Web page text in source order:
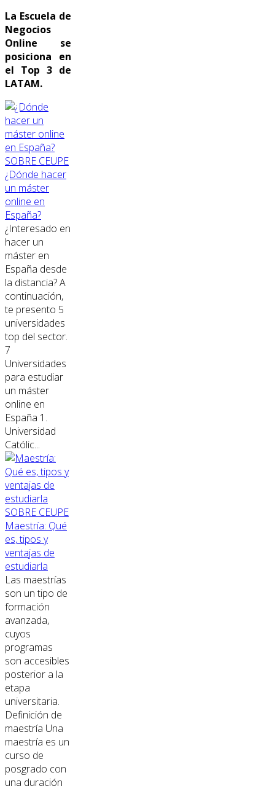
La Escuela de
Negocios
Online se
posiciona en
el Top 3 de
LATAM.
SOBRE CEUPE
¿Dónde hacer
un máster
online en
España?
¿Interesado en
hacer un
máster en
España desde
la distancia? A
continuación,
te presento 5
universidades
top del sector.
7
Universidades
para estudiar
un máster
online en
España 1.
Universidad
Católic...
SOBRE CEUPE
Maestría: Qué
es, tipos y
ventajas de
estudiarla
Las maestrías
son un tipo de
formación
avanzada,
cuyos
programas
son accesibles
posterior a la
etapa
universitaria.
Definición de
maestría Una
maestría es un
curso de
posgrado con
una duración